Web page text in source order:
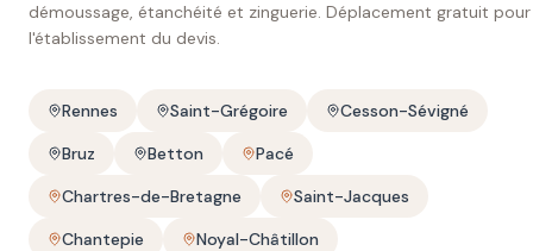
démoussage, étanchéité et zinguerie. Déplacement gratuit pour
l'établissement du devis.
Rennes Saint-Grégoire
Cesson-Sévigné
Bruz
Betton
Pacé
Chartres-de-Bretagne
Saint-Jacques
Chantepie
Noyal-Châtillon